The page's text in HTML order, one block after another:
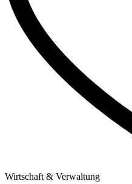
Wirtschaft & Verwaltung